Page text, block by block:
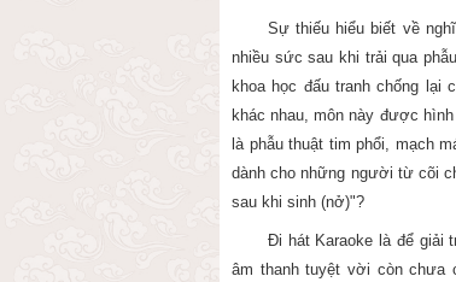
Sự thiếu hiểu biết về
nhiều sức sau khi trải qua
khoa học đấu tranh chống lại
khác nhau, môn này được
là phẫu thuật tim phổi, mạch
dành cho những người từ cõi
sau khi sinh (nở)"?
Đi hát Karaoke là để giải
âm thanh tuyệt vời còn chưa